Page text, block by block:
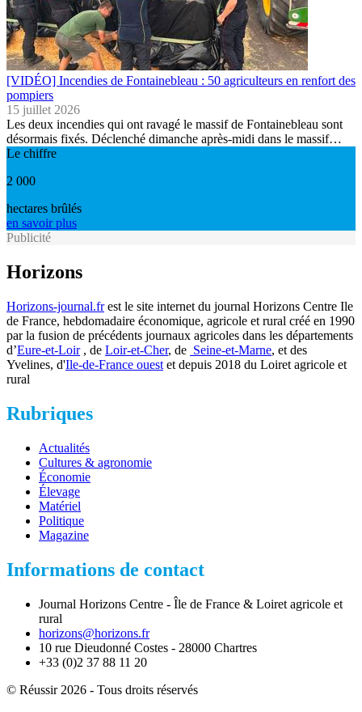
[VIDÉO] Incendies de Fontainebleau : 50 agriculteurs en renfort des
pompiers
15 juillet 2026
Les deux incendies qui ont ravagé le massif de Fontainebleau sont
désormais fixés. Déclenché dimanche après-midi dans le massif…
Le chiffre
2 000
hectares brûlés
en savoir plus
Publicité
Horizons
Horizons-journal.frest le site internet du journal Horizons Centre Ile
de France, hebdomadaire économique, agricole et rural créé en 1990
par la fusion de précédents journaux agricoles dans les départements
d’Eure-et-Loir, de Loir-et-Cher, de Seine-et-Marne, et des
Yvelines, d'Ile-de-France ouest et depuis 2018 du Loiret agricole et
rural
Rubriques
Actualités
Cultures & agronomie
Économie
Élevage
Matériel
Politique
Magazine
Informations de contact
Journal Horizons Centre - Île de France & Loiret agricole et
rural
horizons@horizons.fr
10 rue Dieudonné Costes - 28000 Chartres
+33 (0)2 37 88 11 20
© Réussir 2026 - Tous droits réservés